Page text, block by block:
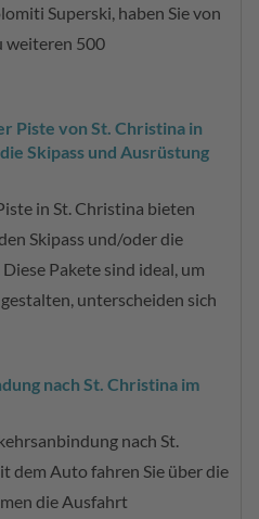
Superski, haben Sie von
weiteren 500
Piste von St. Christina in
Skipass und Ausrüstung
in St. Christina bieten
Skipass und/oder die
Pakete sind ideal, um
unterscheiden sich
nach St. Christina im
nach St.
dem Auto fahren Sie über die
die Ausfahrt